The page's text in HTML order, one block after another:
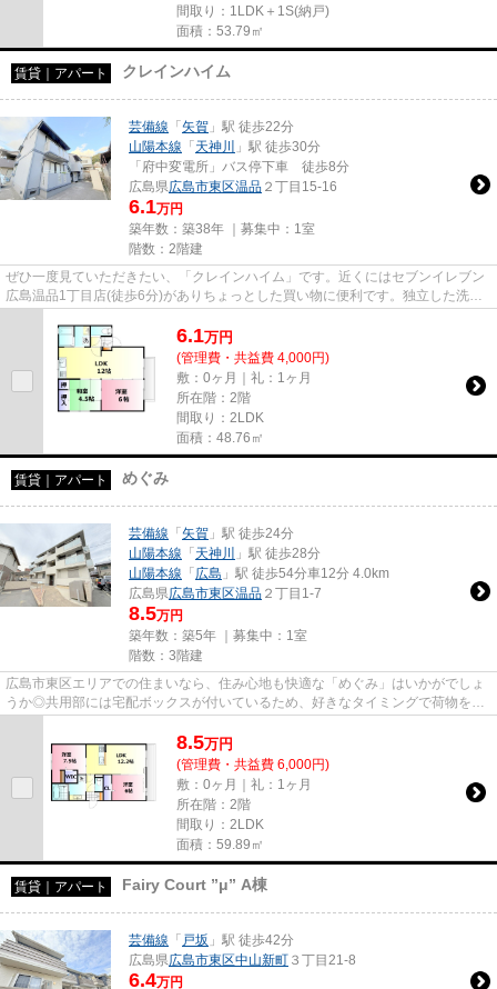
間取り：1LDK＋1S(納戸)
面積：53.79㎡
賃貸｜アパート クレインハイム
芸備線 「 矢賀 」駅 徒歩22分
山陽本線 「 天神川
」駅 徒歩30分
「府中変電所」バス停下車 徒歩8分
広島県広島市東区温品 ２丁目15-16
6.1万円
築年数：築38年 ｜募集中： 1室
階数：2階建
ぜひ一度見ていただきたい、「クレインハイム」です。近くにはセブンイレブン
広島温品1丁目店(徒歩6分)がありちょっとした買い物に便利です。独立した洗面
6.1万円
(管理費・共益費 4,000円)
敷：0ヶ月｜礼：1ヶ月
所在階：2階
間取り：2LDK
面積：48.76㎡
賃貸｜アパート めぐみ
芸備線 「 矢賀 」駅 徒歩24分
山陽本線 「 天神川
」駅 徒歩28分
山陽本線 「 広島 」駅 徒歩54分車12分 4.0km
広島県広島市東区温品 ２丁目1-7
8.5万円
築年数：築5年 ｜募集中： 1室
階数：3階建
広島市東区エリアでの住まいなら、住み心地も快適な「めぐみ」はいかがでしょ
うか◎共用部には宅配ボックスが付いているため、好きなタイミングで荷物を受
8.5万円
(管理費・共益費 6,000円)
敷：0ヶ月｜礼：1ヶ月
所在階：2階
間取り：2LDK
面積：59.89㎡
賃貸｜アパート Fairy Court ”μ” A棟
芸備線 「 戸坂 」駅 徒歩42分
広島県広島市東区中山新町 ３丁目21-8
6.4万円